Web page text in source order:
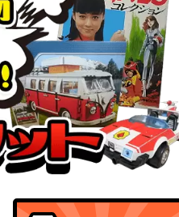
ト・オンライ
10,000
ルマスター）
16,000
ス 反逆のルル
7,000
）
6,000